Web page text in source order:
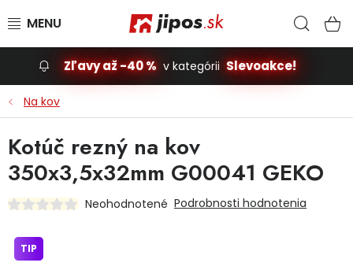
Slevoakce
Stavba, dom
Dielňa
Príslušenstvo pre automobily
Zľavy až -40 % v kategórii Slevoakce!
Na kov
Kotúč rezný na kov
350x3,5x32mm G00041 GEKO
Neohodnotené Podrobnosti hodnotenia
TIP